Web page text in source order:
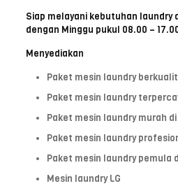
Siap melayani kebutuhan laundry
dengan Minggu pukul 08.00 –
Menyediakan
Paket mesin laundry
Paket mesin laundry
Paket mesin laundry murah
Paket mesin laundry
Paket mesin laundry pemula
Mesin laundry LG